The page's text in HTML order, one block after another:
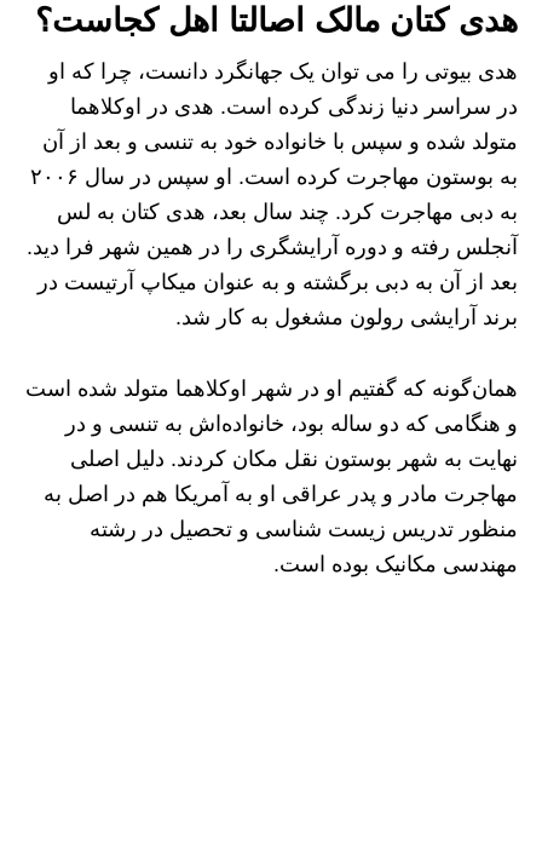
هدی کتان مالک اصالتا اهل کجاست؟
هدی بیوتی را می توان یک جهانگرد دانست، چرا که او
در سراسر دنیا زندگی کرده است. هدی در اوکلاهما
متولد شده و سپس با خانواده خود به تنسی و بعد از آن
به بوستون مهاجرت کرده است. او سپس در سال ۲۰۰۶
به دبی مهاجرت کرد. چند سال بعد، هدی کتان به لس
آنجلس رفته و دوره آرایشگری را در همین شهر فرا دید.
بعد از آن به دبی برگشته و به عنوان میکاپ آرتیست در
برند آرایشی رولون مشغول به کار شد.
همان‎‌گونه که گفتیم او در شهر اوکلاهما متولد شده است
و هنگامی که دو ساله بود، خانواده‌اش به تنسی و در
نهایت به شهر بوستون نقل مکان کردند. دلیل اصلی
مهاجرت مادر و پدر عراقی او به آمریکا هم در اصل به
منظور تدریس زیست شناسی و تحصیل در رشته
مهندسی مکانیک بوده است.